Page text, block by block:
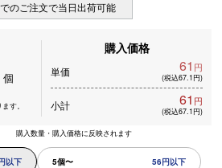
のご注文で当日出荷可能
個
す。
購入価格
単価 61 円
(税込67.1円)
小計 61 円
(税込67.1円)
購入数量・購入価格に反映されます
以下 5個〜 56円以下